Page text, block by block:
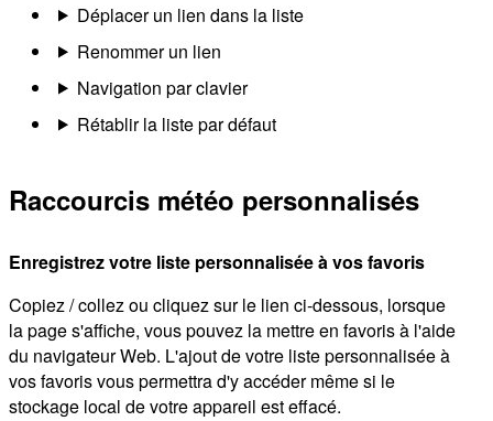
Déplacer un lien dans la liste
Renommer un lien
Navigation par clavier
Rétablir la liste par défaut
Raccourcis météo personnalisés
Enregistrez votre liste personnalisée à vos favoris
Copiez / collez ou cliquez sur le lien ci-dessous, lorsque
la page s'affiche, vous pouvez la mettre en favoris à l'aide
du navigateur Web. L'ajout de votre liste personnalisée à
vos favoris vous permettra d'y accéder même si le
stockage local de votre appareil est effacé.